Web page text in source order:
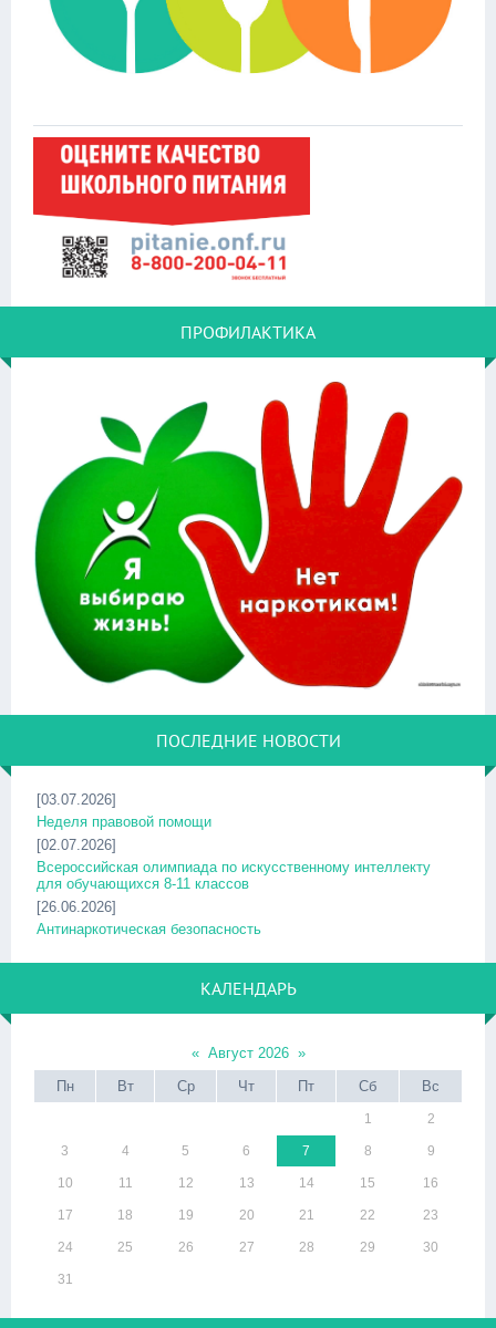
ПРОФИЛАКТИКА
ПОСЛЕДНИЕ НОВОСТИ
[03.07.2026]
Неделя правовой помощи
[02.07.2026]
Всероссийская олимпиада по искусственному интеллекту
для обучающихся 8-11 классов
[26.06.2026]
Антинаркотическая безопасность
КАЛЕНДАРЬ
« Август 2026 »
Пн
Вт Ср Чт Пт Сб Вс
1 2
3 4 5 6 7 8 9
10 11 12 13 14 15 16
17 18 19 20 21 22 23
24 25 26 27 28 29 30
31